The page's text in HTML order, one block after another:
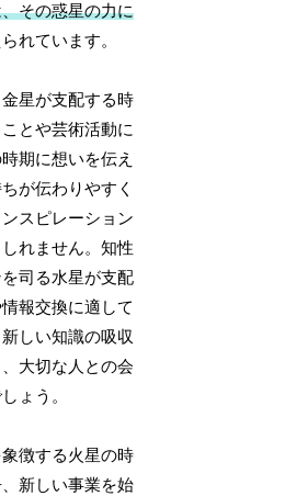
その惑星の力に
れています。
星が支配する時
とや芸術活動に
期に想いを伝え
が伝わりやすく
スピレーション
れません。知性
司る水星が支配
報交換に適して
しい知識の吸収
大切な人との会
ょう。
徴する火星の時
新しい事業を始